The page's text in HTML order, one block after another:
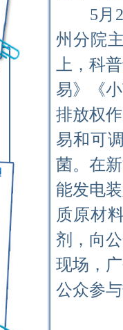
5 月
州分院
上，科
易》《
排放权
易和可
菌。在
能发电
质原材
剂，向
现场，
公众参